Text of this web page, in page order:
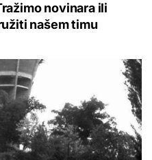
novinara ili
našem timu